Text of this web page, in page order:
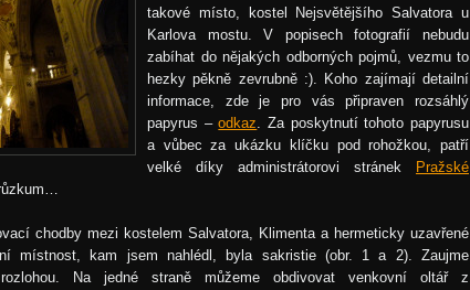
takové místo, kostel Nejsvětějšího Salvatora u
Karlova mostu. V popisech fotografií nebudu
zabíhat do nějakých odborných pojmů, vezmu to
hezky pěkně zevrubně :). Koho zajímají detailní
informace, zde je pro vás připraven rozsáhlý
papyrus –odkaz. Za poskytnutí tohoto papyrusu
a vůbec za ukázku klíčku pod rohožkou, patří
velké díky administrátorovi stránek
Pražské
chodby mezi kostelem Salvatora, Klimenta a hermeticky uzavřené
místnost, kam jsem nahlédl, byla sakristie (obr. 1 a 2). Zaujme
Na jedné straně můžeme obdivovat venkovní oltář z